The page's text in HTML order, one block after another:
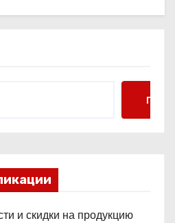
Поиск
и скидки на продукцию